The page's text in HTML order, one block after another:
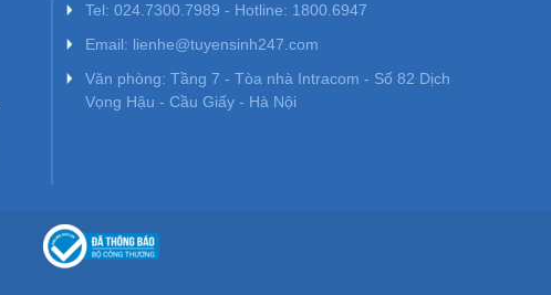
Tel: 024.7300.7989 - Hotline: 1800.6947
Email: lienhe@tuyensinh247.com
Văn phòng: Tầng 7 - Tòa nhà Intracom - Số 82 Dịch
Vọng Hậu - Cầu Giấy - Hà Nội